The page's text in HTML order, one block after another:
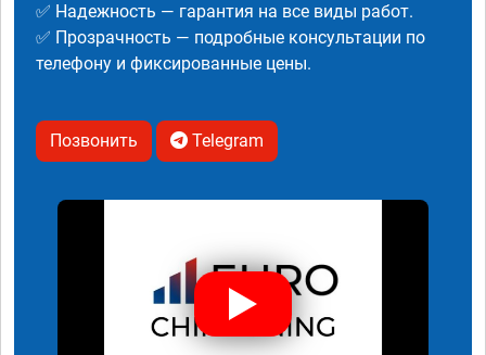
✅ Надежность — гарантия на все виды работ.
✅ Прозрачность — подробные консультации по
телефону и фиксированные цены.
Позвонить Telegram